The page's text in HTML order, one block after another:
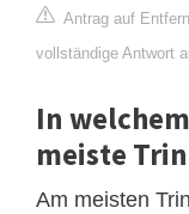
Antrag auf
vollständige Antwort
In
meiste
Am meisten